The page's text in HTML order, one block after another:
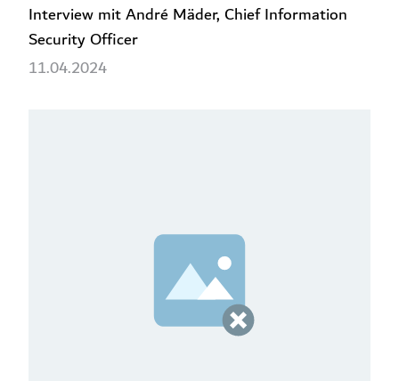
Interview mit André Mäder, Chief Information
Security Officer
11.04.2024